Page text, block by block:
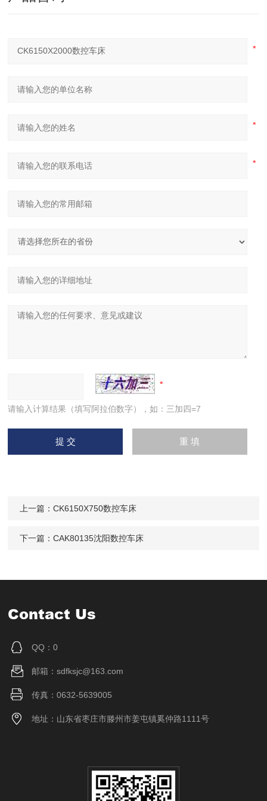
请输入计算结果（填写阿拉伯数字），如：三加四=7
上一篇：CK6150X750数控车床
下一篇：CAK80135沈阳数控车床
Contact Us
QQ：0
邮箱：sdfksjc@163.com
传真：0632-5639005
地址：山东省枣庄市滕州市姜屯镇奚仲路1111号